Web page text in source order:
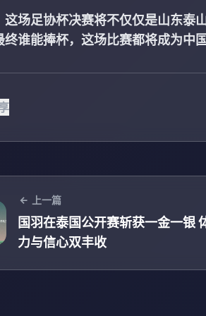
这场足协杯决赛将不仅仅是山东泰
终谁能捧杯，这场比赛都将成为中
上一篇
国羽在泰国公开赛斩获一金一银
力与信心双丰收